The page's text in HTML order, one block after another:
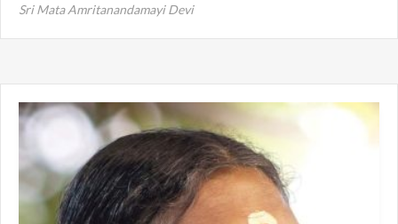
Sri Mata Amritanandamayi Devi